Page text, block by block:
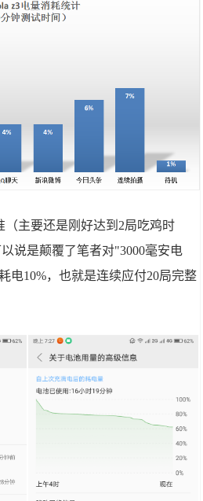
（主要还是刚好达到2局吃鸡时
说是颠覆了笔者对"3000毫安电
电10%，也就是连续应付20局完整